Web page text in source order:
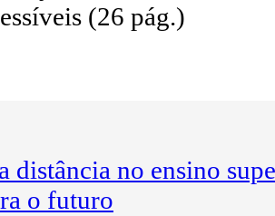
(26 pág.)
distância no ensino
o futuro